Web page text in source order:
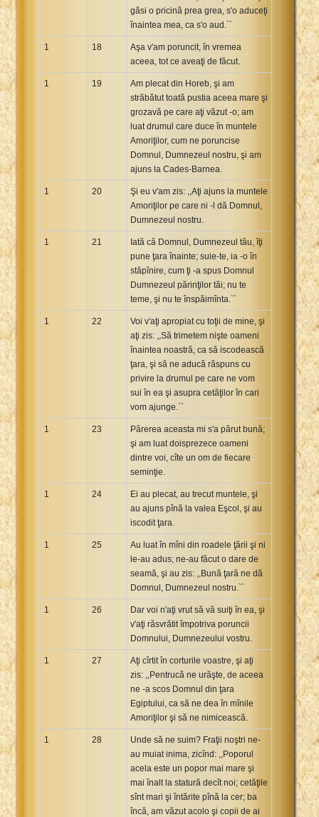
găsi o pricină prea grea, s'o aduceţi
înaintea mea, ca s'o aud.``
1 18
Aşa v'am poruncit, în vremea
aceea, tot ce aveaţi de făcut.
1 19
Am plecat din Horeb, şi am
străbătut toată pustia aceea mare şi
grozavă pe care aţi văzut -o; am
luat drumul care duce în muntele
Amoriţilor, cum ne poruncise
Domnul, Dumnezeul nostru, şi am
ajuns la Cades-Barnea.
1 20
Şi eu v'am zis: ,,Aţi ajuns la muntele
Amoriţilor pe care ni -l dă Domnul,
Dumnezeul nostru.
1 21
Iată că Domnul, Dumnezeul tău, îţi
pune ţara înainte; suie-te, ia -o în
stăpînire, cum ţi -a spus Domnul
Dumnezeul părinţilor tăi; nu te
teme, şi nu te înspăimînta.``
1 22
Voi v'aţi apropiat cu toţii de mine, şi
aţi zis: ,,Să trimetem nişte oameni
înaintea noastră, ca să iscodească
ţara, şi să ne aducă răspuns cu
privire la drumul pe care ne vom
sui în ea şi asupra cetăţilor în cari
vom ajunge.``
1 23
Părerea aceasta mi s'a părut bună;
şi am luat doisprezece oameni
dintre voi, cîte un om de fiecare
seminţie.
1 24
Ei au plecat, au trecut muntele, şi
au ajuns pînă la valea Eşcol, şi au
iscodit ţara.
1 25
Au luat în mîni din roadele ţării şi ni
le-au adus; ne-au făcut o dare de
seamă, şi au zis: ,,Bună ţară ne dă
Domnul, Dumnezeul nostru.``
1 26
Dar voi n'aţi vrut să vă suiţi în ea, şi
v'aţi răsvrătit împotriva poruncii
Domnului, Dumnezeului vostru.
1 27
Aţi cîrtit în corturile voastre, şi aţi
zis: ,,Pentrucă ne urăşte, de aceea
ne -a scos Domnul din ţara
Egiptului, ca să ne dea în mînile
Amoriţilor şi să ne nimicească.
1 28
Unde să ne suim? Fraţii noştri ne-
au muiat inima, zicînd: ,,Poporul
acela este un popor mai mare şi
mai înalt la statură decît noi; cetăţile
sînt mari şi întărite pînă la cer; ba
încă, am văzut acolo şi copii de ai